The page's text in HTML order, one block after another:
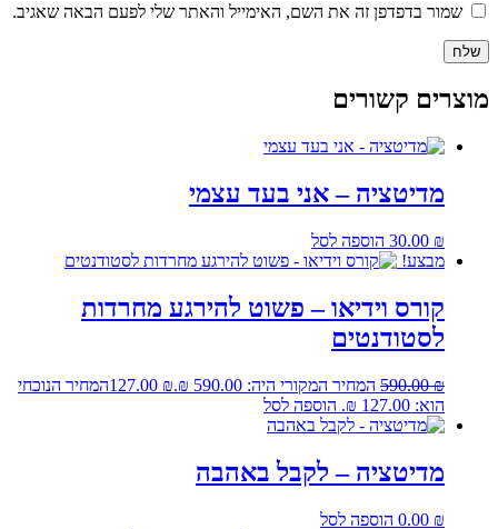
שמור בדפדפן זה את השם, האימייל והאתר שלי לפעם הבאה שאגיב.
מוצרים קשורים
מדיטציה – אני בעד עצמי
30.00 ₪
הוספה לסל
מבצע!
קורס וידיאו – פשוט להירגע מחרדות
לסטודנטים
590.00₪ המחיר המקורי היה: 590.00 ₪. 127.00 ₪
המחיר הנוכחי
הוא: 127.00 ₪.
הוספה לסל
מדיטציה – לקבל באהבה
0.00 ₪
הוספה לסל